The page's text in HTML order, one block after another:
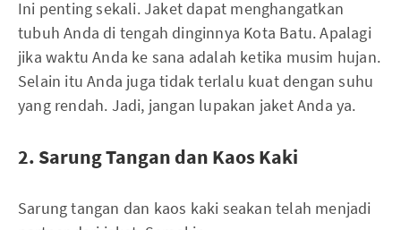
Ini penting sekali. Jaket dapat menghangatkan
tubuh Anda di tengah dinginnya Kota Batu. Apalagi
jika waktu Anda ke sana adalah ketika musim hujan.
Selain itu Anda juga tidak terlalu kuat dengan suhu
yang rendah. Jadi, jangan lupakan jaket Anda ya.
2. Sarung Tangan dan Kaos Kaki
Sarung tangan dan kaos kaki seakan telah menjadi